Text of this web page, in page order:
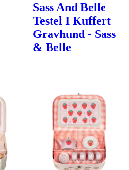
Sass And Belle
Testel I Kuffert
Gravhund - Sass
& Belle